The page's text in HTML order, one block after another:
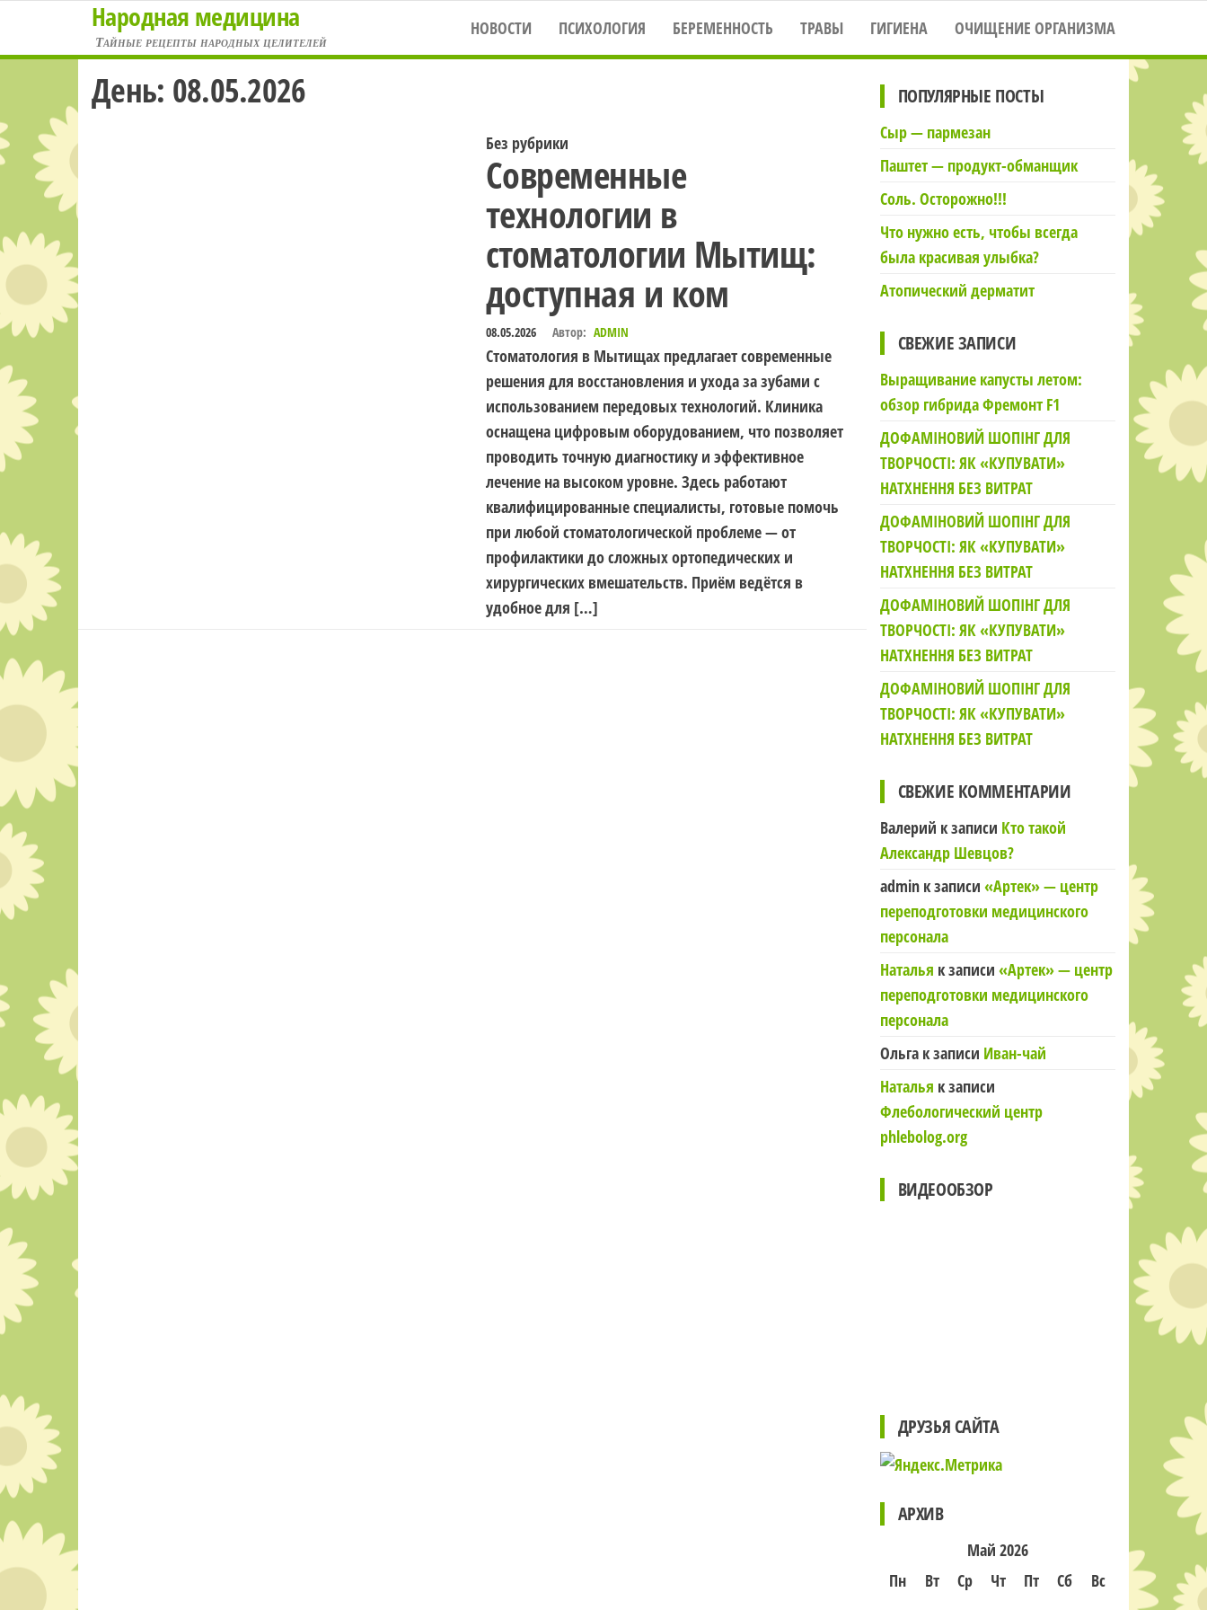
содержимому
Народная медицина
Тайные рецепты народных целителей
НОВОСТИ ПСИХОЛОГИЯ БЕРЕМЕННОСТЬ ТРАВЫ ГИГИЕНА ОЧИЩЕНИЕ ОРГАНИЗМА
День: 08.05.2026
Без рубрики
Современные
технологии в
стоматологии Мытищ:
доступная и ком
08.05.2026 Автор: ADMIN
Стоматология в Мытищах предлагает современные
решения для восстановления и ухода за зубами с
использованием передовых технологий. Клиника
оснащена цифровым оборудованием, что позволяет
проводить точную диагностику и эффективное
лечение на высоком уровне. Здесь работают
квалифицированные специалисты, готовые помочь
при любой стоматологической проблеме — от
профилактики до сложных ортопедических и
хирургических вмешательств. Приём ведётся в
удобное для […]
ПОПУЛЯРНЫЕ ПОСТЫ
Сыр — пармезан
Паштет — продукт-обманщик
Соль. Осторожно!!!
Что нужно есть, чтобы всегда
была красивая улыбка?
Атопический дерматит
СВЕЖИЕ ЗАПИСИ
Выращивание капусты летом:
обзор гибрида Фремонт F1
ДОФАМІНОВИЙ ШОПІНГ ДЛЯ
ТВОРЧОСТІ: ЯК «КУПУВАТИ»
НАТХНЕННЯ БЕЗ ВИТРАТ
ДОФАМІНОВИЙ ШОПІНГ ДЛЯ
ТВОРЧОСТІ: ЯК «КУПУВАТИ»
НАТХНЕННЯ БЕЗ ВИТРАТ
ДОФАМІНОВИЙ ШОПІНГ ДЛЯ
ТВОРЧОСТІ: ЯК «КУПУВАТИ»
НАТХНЕННЯ БЕЗ ВИТРАТ
ДОФАМІНОВИЙ ШОПІНГ ДЛЯ
ТВОРЧОСТІ: ЯК «КУПУВАТИ»
НАТХНЕННЯ БЕЗ ВИТРАТ
СВЕЖИЕ КОММЕНТАРИИ
Валерий к записи Кто такой
Александр Шевцов?
adminк записи «Артек» — центр
переподготовки медицинского
персонала
Наталья к записи «Артек» — центр
переподготовки медицинского
персонала
Ольгак записи Иван-чай
Наталья к записи
Флебологический центр
phlebolog.org
ВИДЕООБЗОР
ДРУЗЬЯ САЙТА
АРХИВ
Май 2026
Пн
Вт Ср Чт Пт Сб
Вс